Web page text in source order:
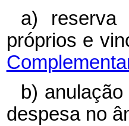
a) reserva
próprios e
b)
despesa no